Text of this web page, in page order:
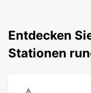
Entdecken
Stationen